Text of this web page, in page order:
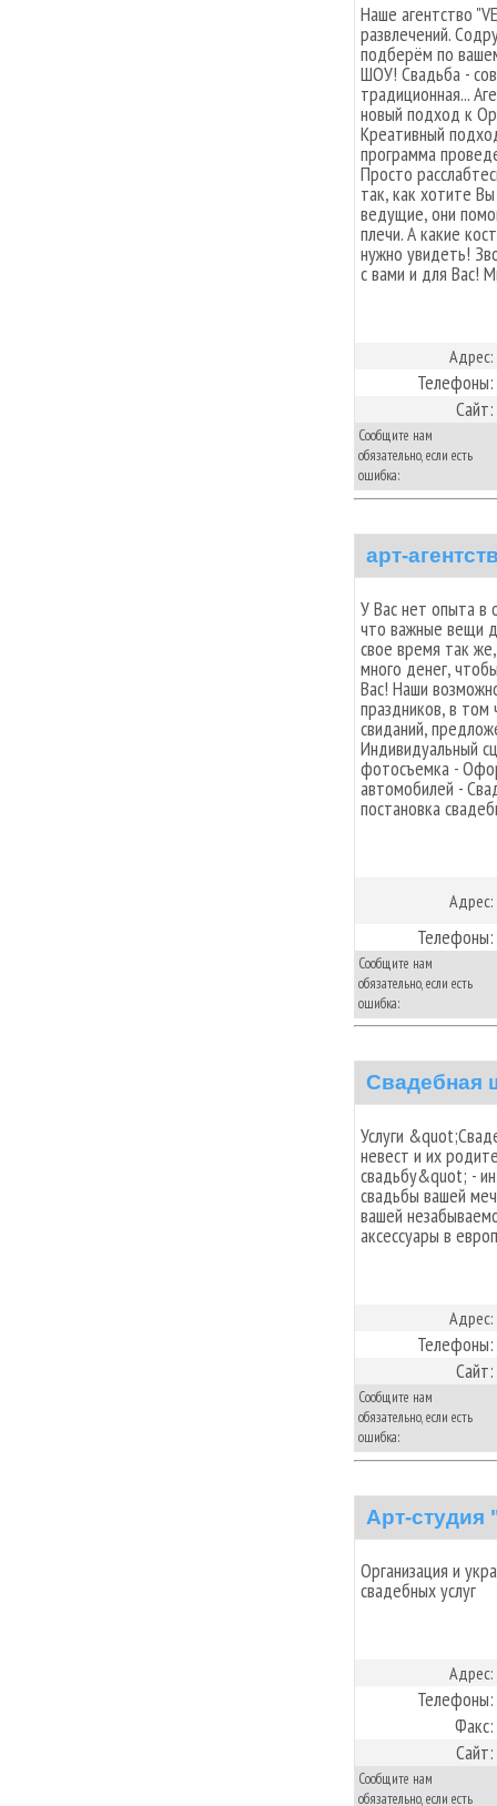
Наше агентство
развлечений.
подберём по
ШОУ! Свадьба -
традиционная...
новый подход к
Креативный
программа
Просто
так, как хотите
ведущие, они
плечи. А какие
нужно увидеть!
с вами и для Вас!
Адрес:
Телефоны:
Сайт:
Сообщите нам
обязательно, если есть
ошибка:
арт-
У Вас нет опыта в
что важные вещи
свое время так
много денег,
Вас! Наши
праздников, в том
свиданий,
Индивидуальный
фотосъемка -
автомобилей -
постановка
Адрес:
Телефоны:
Сообщите нам
обязательно, если есть
ошибка:
Свадебная
Услуги
невест и их
свадьбу&quot; -
свадьбы вашей
вашей
аксессуары в
Адрес:
Телефоны:
Сайт:
Сообщите нам
обязательно, если есть
ошибка:
Арт-
Организация и
свадебных услуг
Адрес:
Телефоны:
Факс:
Сайт:
Сообщите нам
обязательно, если есть